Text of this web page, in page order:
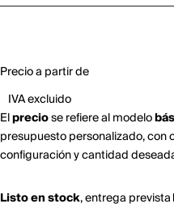
Precio a partir de
IVA excluido
Elpreciose refiere al modelo
presupuesto personalizado, con
configuración y cantidad
Listo en stock,entrega prevista